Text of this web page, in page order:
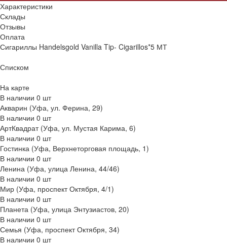
Характеристики
Склады
Отзывы
Оплата
Сигариллы Handelsgold Vanilla Tip- Cigarillos*5 МТ
Списком
На карте
В наличии 0 шт
Акварин (Уфа, ул. Ферина, 29)
В наличии 0 шт
АртКвадрат (Уфа, ул. Мустая Карима, 6)
В наличии 0 шт
Гостинка (Уфа, Верхнеторговая площадь, 1)
В наличии 0 шт
Ленина (Уфа, улица Ленина, 44/46)
В наличии 0 шт
Мир (Уфа, проспект Октября, 4/1)
В наличии 0 шт
Планета (Уфа, улица Энтузиастов, 20)
В наличии 0 шт
Семья (Уфа, проспект Октября, 34)
В наличии 0 шт